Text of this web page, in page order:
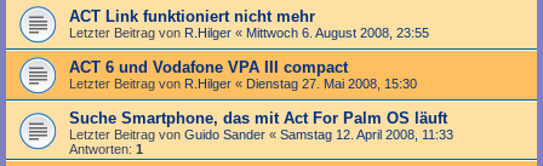
ACT Link funktioniert nicht mehr
Letzter Beitrag von R.Hilger « Mittwoch 6. August 2008, 23:55
ACT 6 und Vodafone VPA III compact
Letzter Beitrag von R.Hilger « Dienstag 27. Mai 2008, 15:30
Suche Smartphone, das mit Act For Palm OS läuft
Letzter Beitrag von Guido Sander « Samstag 12. April 2008, 11:33
Antworten: 1